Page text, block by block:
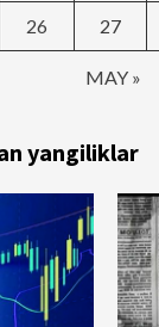
MAY »
26 27
yangiliklar